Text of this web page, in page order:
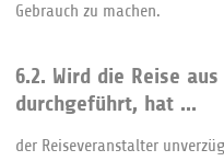
Gebrauch zu machen.
6.2. Wird die Reise
durchgeführt, hat ...
der Reiseveranstalter